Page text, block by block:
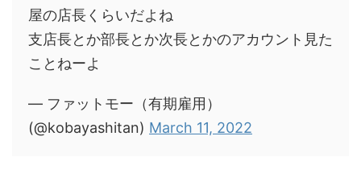
屋の店長くらいだよね
支店長とか部長とか次長とかのアカウント見た
ことねーよ
— ファットモー（有期雇用）
(@kobayashitan) March 11, 2022